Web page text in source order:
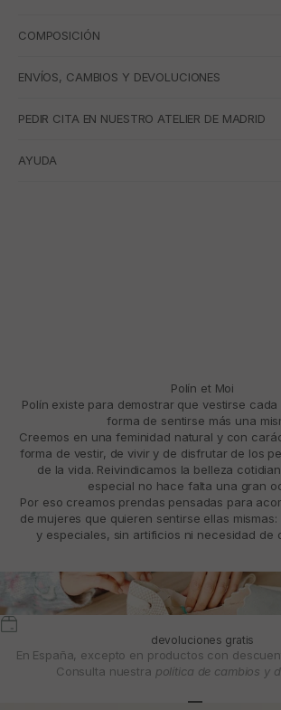
COMPOSICIÓN
ENVÍOS, CAMBIOS Y DEVOLUCIONES
PEDIR CITA EN NUESTRO ATELIER DE MADRID
AYUDA
Polín et Moi
Polín existe para demostrar que vestirse
forma de sentirse más una
Creemos en una feminidad natural y con
forma de vestir, de vivir y de disfrutar de los
de la vida. Reivindicamos la belleza
especial no hace falta una gran
Por eso creamos prendas pensadas para
de mujeres que quieren sentirse ellas
y especiales, sin artificios ni necesidad de
devoluciones gratis
En España, excepto en productos con
Consulta nuestra política de cambios y